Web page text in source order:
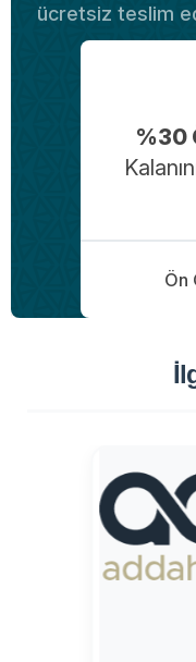
ücretsiz teslim
%30
Ön